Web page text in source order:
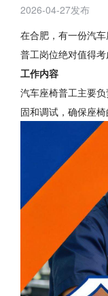
2026-04-27发布
在合肥，有一份汽
普工岗位绝对值得考
工作内容
汽车座椅普工主要
固和调试，确保座